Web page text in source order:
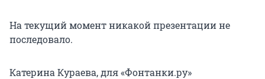
На текущий момент никакой презентации не
последовало.
Катерина Кураева, для «Фонтанки.ру»